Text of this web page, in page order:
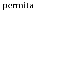
permita